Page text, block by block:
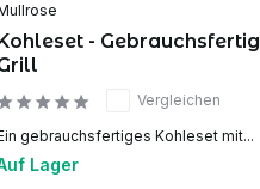
Kohleset -
Vergleichen
gebrauchsfertiges Kohleset mit...
Lager